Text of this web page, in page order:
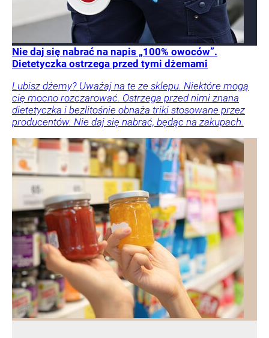
Nie daj się nabrać na napis „100% owoców”.
Dietetyczka ostrzega przed tymi dżemami
Lubisz dżemy? Uważaj na te ze sklepu. Niektóre mogą
cię mocno rozczarować. Ostrzega przed nimi znana
dietetyczka i bezlitośnie obnaża triki stosowane przez
producentów. Nie daj się nabrać, będąc na zakupach.